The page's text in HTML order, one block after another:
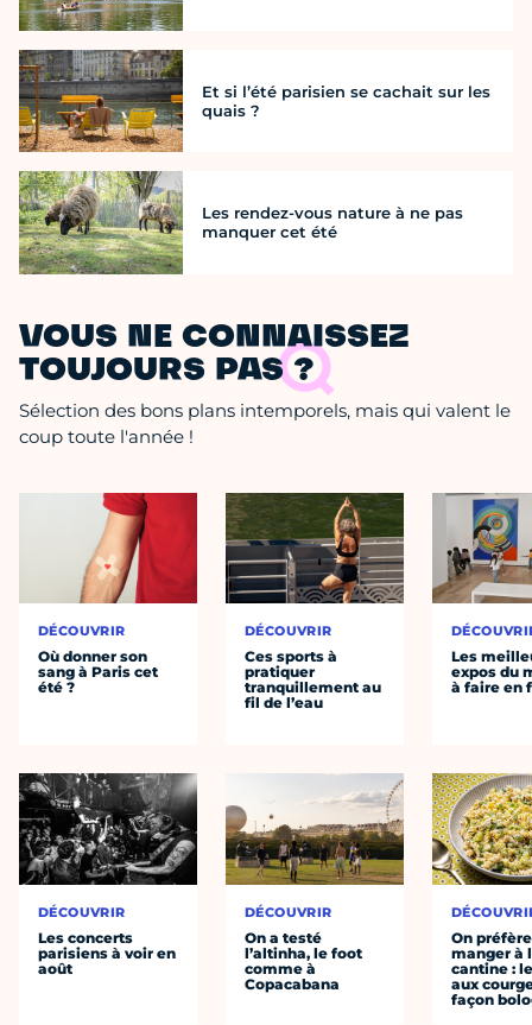
Et si l’été parisien se cachait sur les
quais ?
Les rendez-vous nature à ne pas
manquer cet été
VOUS NE CONNAISSEZ
TOUJOURS PAS ?
Sélection des bons plans intemporels, mais qui valent le
coup toute l'année !
DÉCOUVRIR
Où donner son
sang à Paris cet
été ?
DÉCOUVRIR
Les concerts
parisiens à voir en
août
DÉCOUVRIR
Ces sports à
pratiquer
tranquillement au
fil de l’eau
DÉCOUVRIR
On a testé
l’altinha, le foot
comme à
Copacabana
Les
expos du
à faire en
On préfère
manger à
cantine :
aux
façon